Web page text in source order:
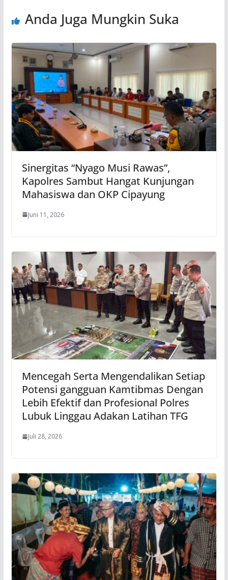
Anda Juga Mungkin Suka
Sinergitas “Nyago Musi Rawas”,
Kapolres Sambut Hangat Kunjungan
Mahasiswa dan OKP Cipayung
Juni 11, 2026
Mencegah Serta Mengendalikan Setiap
Potensi gangguan Kamtibmas Dengan
Lebih Efektif dan Profesional Polres
Lubuk Linggau Adakan Latihan TFG
Juli 28, 2026